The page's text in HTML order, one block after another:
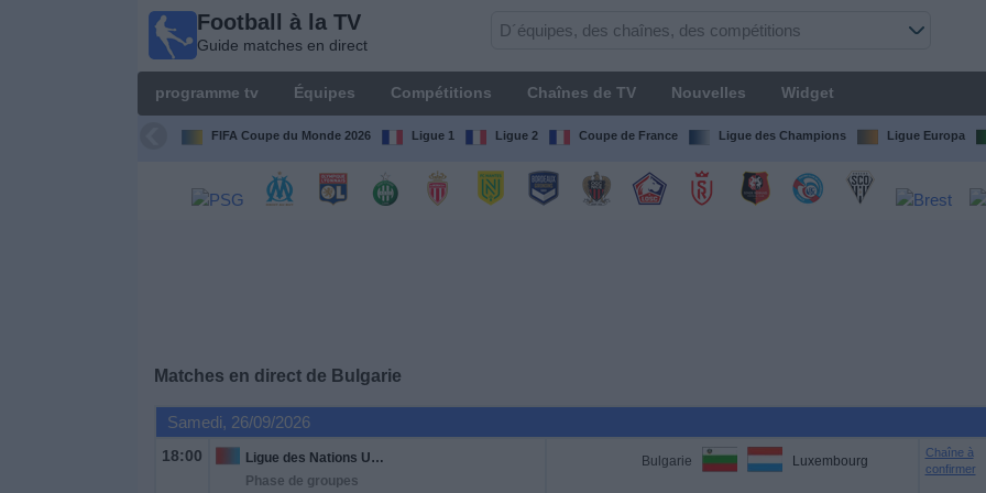
Football à la TV
Guide matches en direct
programme tv Équipes Compétitions Chaînes de TV Nouvelles Widget
FIFA Coupe du Monde 2026 Ligue 1 Ligue 2 Coupe de France Ligue des Champions Ligue Europa
Matches en direct de Bulgarie
Samedi, 26/09/2026
18:00
Ligue des Nations UEFA
Phase de groupes
Bulgarie Luxembourg
Chaîne à
confirmer